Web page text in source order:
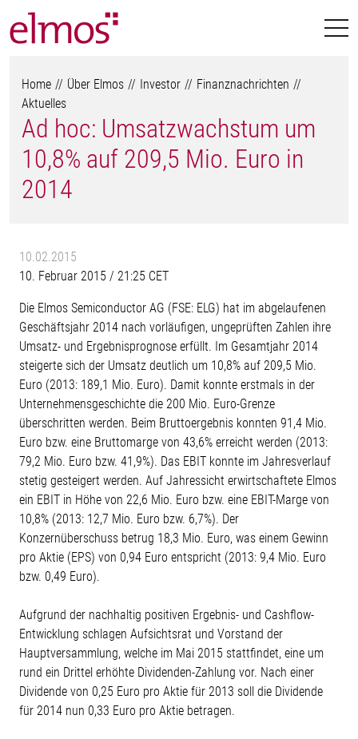
Home Über Elmos Investor
Finanznachrichten
Aktuelles
Ad hoc: Umsatzwachstum um
10,8% auf 209,5 Mio. Euro in
2014
10.02.2015
10. Februar 2015 / 21:25 CET
Die Elmos Semiconductor AG (FSE: ELG) hat im abgelaufenen
Geschäftsjahr 2014 nach vorläufigen, ungeprüften Zahlen ihre
Umsatz- und Ergebnisprognose erfüllt. Im Gesamtjahr 2014
steigerte sich der Umsatz deutlich um 10,8% auf 209,5 Mio.
Euro (2013: 189,1 Mio. Euro). Damit konnte erstmals in der
Unternehmensgeschichte die 200 Mio. Euro-Grenze
überschritten werden. Beim Bruttoergebnis konnten 91,4 Mio.
Euro bzw. eine Bruttomarge von 43,6% erreicht werden (2013:
79,2 Mio. Euro bzw. 41,9%). Das EBIT konnte im Jahresverlauf
stetig gesteigert werden. Auf Jahressicht erwirtschaftete Elmos
ein EBIT in Höhe von 22,6 Mio. Euro bzw. eine EBIT-Marge von
10,8% (2013: 12,7 Mio. Euro bzw. 6,7%). Der
Konzernüberschuss betrug 18,3 Mio. Euro, was einem Gewinn
pro Aktie (EPS) von 0,94 Euro entspricht (2013: 9,4 Mio. Euro
bzw. 0,49 Euro).
Aufgrund der nachhaltig positiven Ergebnis- und Cashflow-
Entwicklung schlagen Aufsichtsrat und Vorstand der
Hauptversammlung, welche im Mai 2015 stattfindet, eine um
rund ein Drittel erhöhte Dividenden-Zahlung vor. Nach einer
Dividende von 0,25 Euro pro Aktie für 2013 soll die Dividende
für 2014 nun 0,33 Euro pro Aktie betragen.